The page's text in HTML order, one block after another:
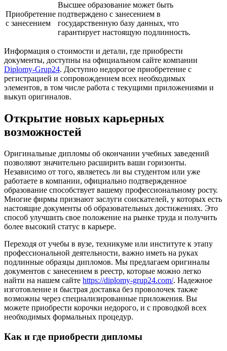
Приобретение
с занесением
Высшее образование может быть
подтверждено с занесением в
государственную базу данных, что
гарантирует настоящую подлинность.
Информация о стоимости и детали, где приобрести
документы, доступны на официальном сайте компании
Diplomy-Grup24. Доступно недорогое приобретение с
регистрацией и сопровождением всех необходимых
элементов, в том числе работа с текущими приложениями и
выкуп оригиналов.
Открытие новых карьерных
возможностей
Оригинальные дипломы об окончании учебных заведений
позволяют значительно расширить ваши горизонты.
Независимо от того, являетесь ли вы студентом или уже
работаете в компании, официально подтвержденное
образование способствует вашему профессиональному росту.
Многие фирмы признают заслуги соискателей, у которых есть
настоящие документы об образовательных достижениях. Это
способ улучшить свое положение на рынке труда и получить
более высокий статус в карьере.
Переходя от учебы в вузе, техникуме или институте к этапу
профессиональной деятельности, важно иметь на руках
подлинные образцы дипломов. Мы предлагаем оригиналы
документов с занесением в реестр, которые можно легко
найти на нашем сайте https://diplomy-grup24.com/. Надежное
изготовление и быстрая доставка без проволочек также
возможны через специализированные приложения. Вы
можете приобрести корочки недорого, и с проводкой всех
необходимых формальных процедур.
Как и где приобрести дипломы